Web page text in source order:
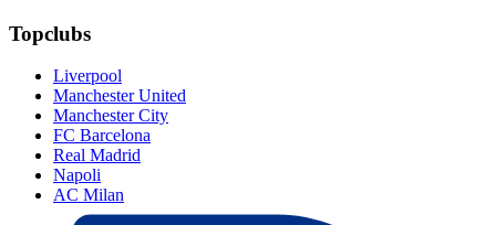
Topclubs
Liverpool
Manchester United
Manchester City
FC Barcelona
Real Madrid
Napoli
AC Milan